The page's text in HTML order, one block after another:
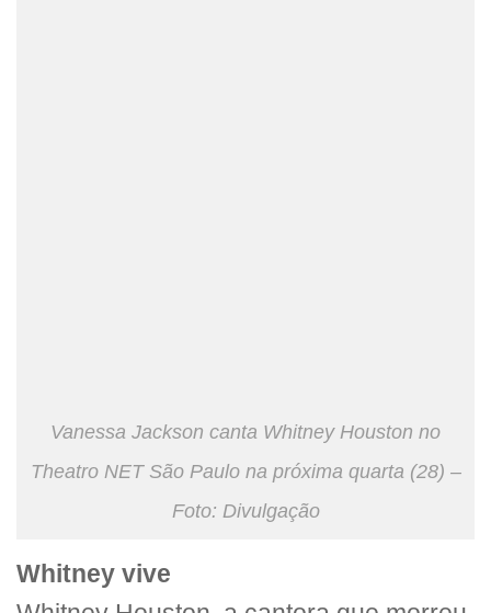
Vanessa Jackson canta Whitney Houston no
Theatro NET São Paulo na próxima quarta (28) –
Foto: Divulgação
Whitney vive